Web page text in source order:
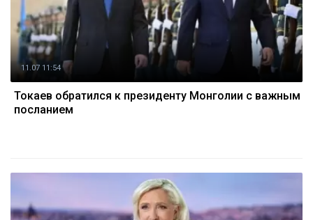
11.07 11:54
Токаев обратился к президенту Монголии с важным
посланием